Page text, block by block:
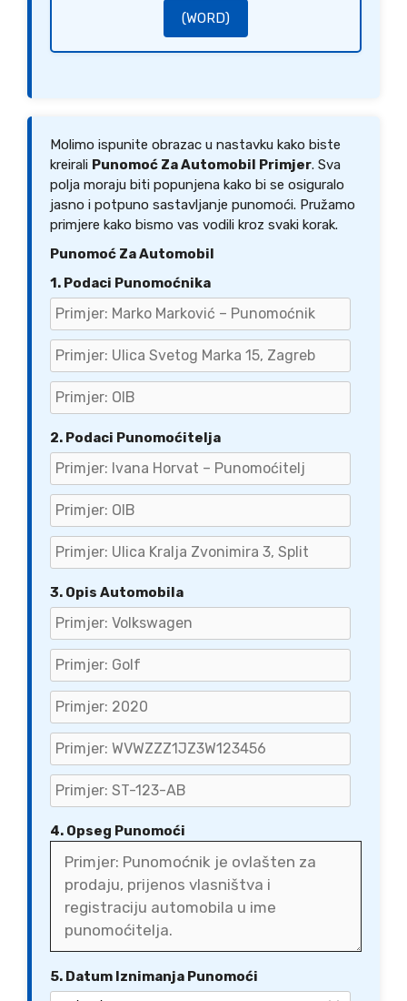
(WORD)
Molimo ispunite obrazac u nastavku kako biste
kreirali Punomoć Za Automobil Primjer. Sva
polja moraju biti popunjena kako bi se osiguralo
jasno i potpuno sastavljanje punomoći. Pružamo
primjere kako bismo vas vodili kroz svaki korak.
Punomoć Za Automobil
1. Podaci Punomoćnika
2. Podaci Punomoćitelja
3. Opis Automobila
4. Opseg Punomoći
5. Datum Iznimanja Punomoći